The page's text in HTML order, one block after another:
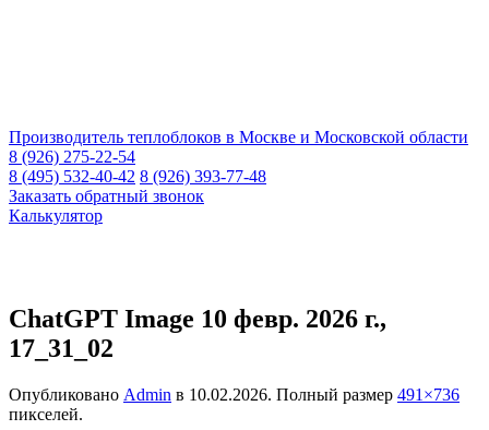
Производитель теплоблоков в Москве и Московской области
8 (926) 275-22-54
8 (495) 532-40-42 8 (926) 393-77-48
Заказать обратный звонок
Калькулятор
ChatGPT Image 10 февр. 2026 г.,
17_31_02
Опубликовано Admin в 10.02.2026. Полный размер 491×736
пикселей.